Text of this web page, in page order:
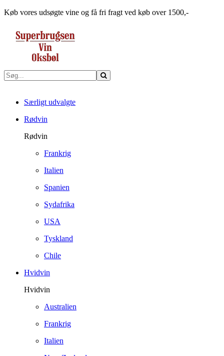
Køb vores udsøgte vine og få fri fragt ved køb over 1500,-
Særligt udvalgte
Rødvin
Rødvin
Frankrig
Italien
Spanien
Sydafrika
USA
Tyskland
Chile
Hvidvin
Hvidvin
Australien
Frankrig
Italien